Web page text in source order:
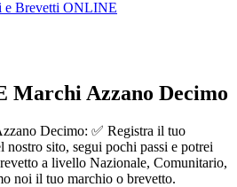
e Brevetti ONLINE
Marchi Azzano Decimo
Decimo: ✅ Registra il tuo
sito, segui pochi passi e potrei
a livello Nazionale, Comunitario,
noi il tuo marchio o brevetto.